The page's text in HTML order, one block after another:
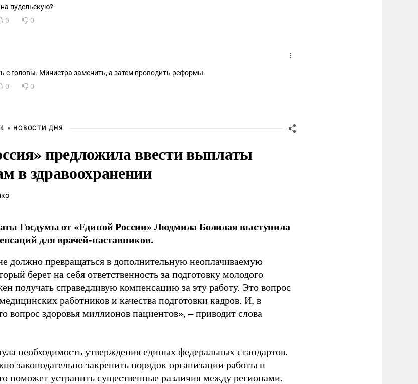
пудельскую?
0 0
с головы. Министра заменить, а затем проводить реформы.
0 0
• НОВОСТИ ДНЯ
предложила ввести выплаты
в здравоохранении
Госдумы от «Единой России» Людмила Болилая выступила
для врачей-наставников.
должно превращаться в дополнительную неоплачиваемую
берет на себя ответственность за подготовку молодого
получать справедливую компенсацию за эту работу. Это вопрос
работников и качества подготовки кадров. И, в
вопрос здоровья миллионов пациентов», – приводит слова
необходимость утверждения единых федеральных стандартов.
законодательно закрепить порядок организации работы и
поможет устранить существенные различия между регионами.